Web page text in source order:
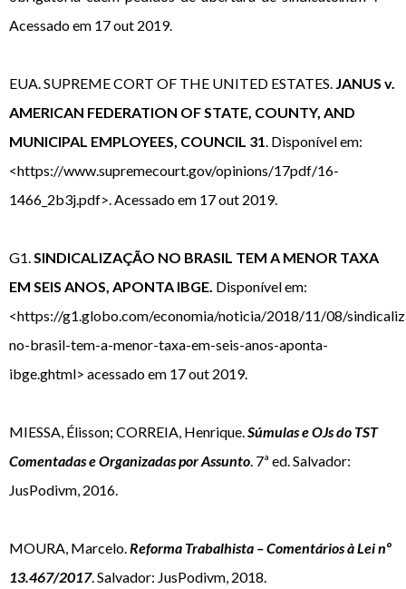
Acessado em 17 out 2019.
EUA. SUPREME CORT OF THE UNITED ESTATES. JANUS v.
AMERICAN FEDERATION OF STATE, COUNTY, AND
MUNICIPAL EMPLOYEES, COUNCIL 31. Disponível em:
<https://www.supremecourt.gov/opinions/17pdf/16-
1466_2b3j.pdf>. Acessado em 17 out 2019.
G1.SINDICALIZAÇÃO NO BRASIL TEM A MENOR TAXA
EM SEIS ANOS, APONTA IBGE. Disponível em:
<https://g1.globo.com/economia/noticia/2018/11/08/
no-brasil-tem-a-menor-taxa-em-seis-anos-aponta-
ibge.ghtml> acessado em 17 out 2019.
MIESSA, Élisson; CORREIA, Henrique.Súmulas e OJs do TST
Comentadas e Organizadas por Assunto. 7ª ed. Salvador:
JusPodivm, 2016.
MOURA, Marcelo.Reforma Trabalhista – Comentários à Lei nº
13.467/2017. Salvador: JusPodivm, 2018.